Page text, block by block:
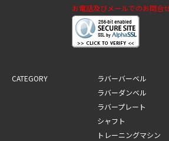
お電話及びメールでのお問合
CATEGORY
ラバーバーベル
ラバーダンベル
ラバープレート
シャフト
トレーニングマシン